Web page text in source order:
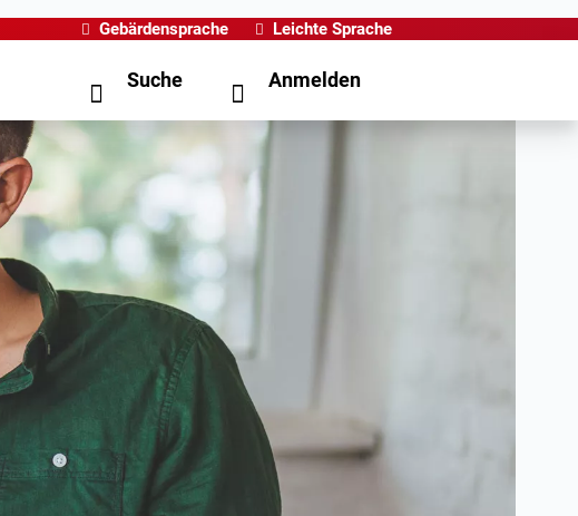
Gebärdensprache Leichte Sprache
Suche Anmelden